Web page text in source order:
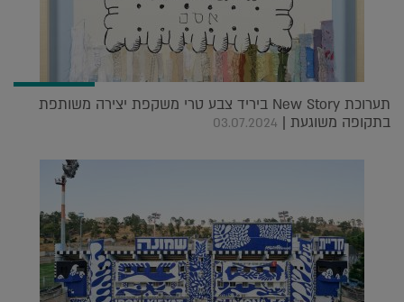
תערוכת New Story ביריד צבע טרי משקפת יצירה משותפת
בתקופה משוגעת | 03.07.2024